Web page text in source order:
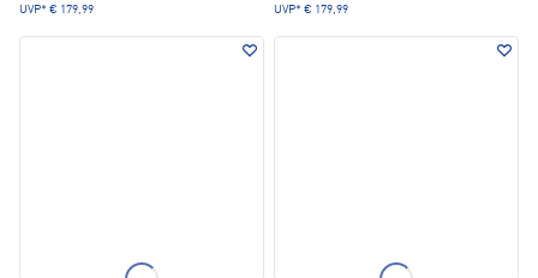
UVP* € 179,99 UVP* € 179,99